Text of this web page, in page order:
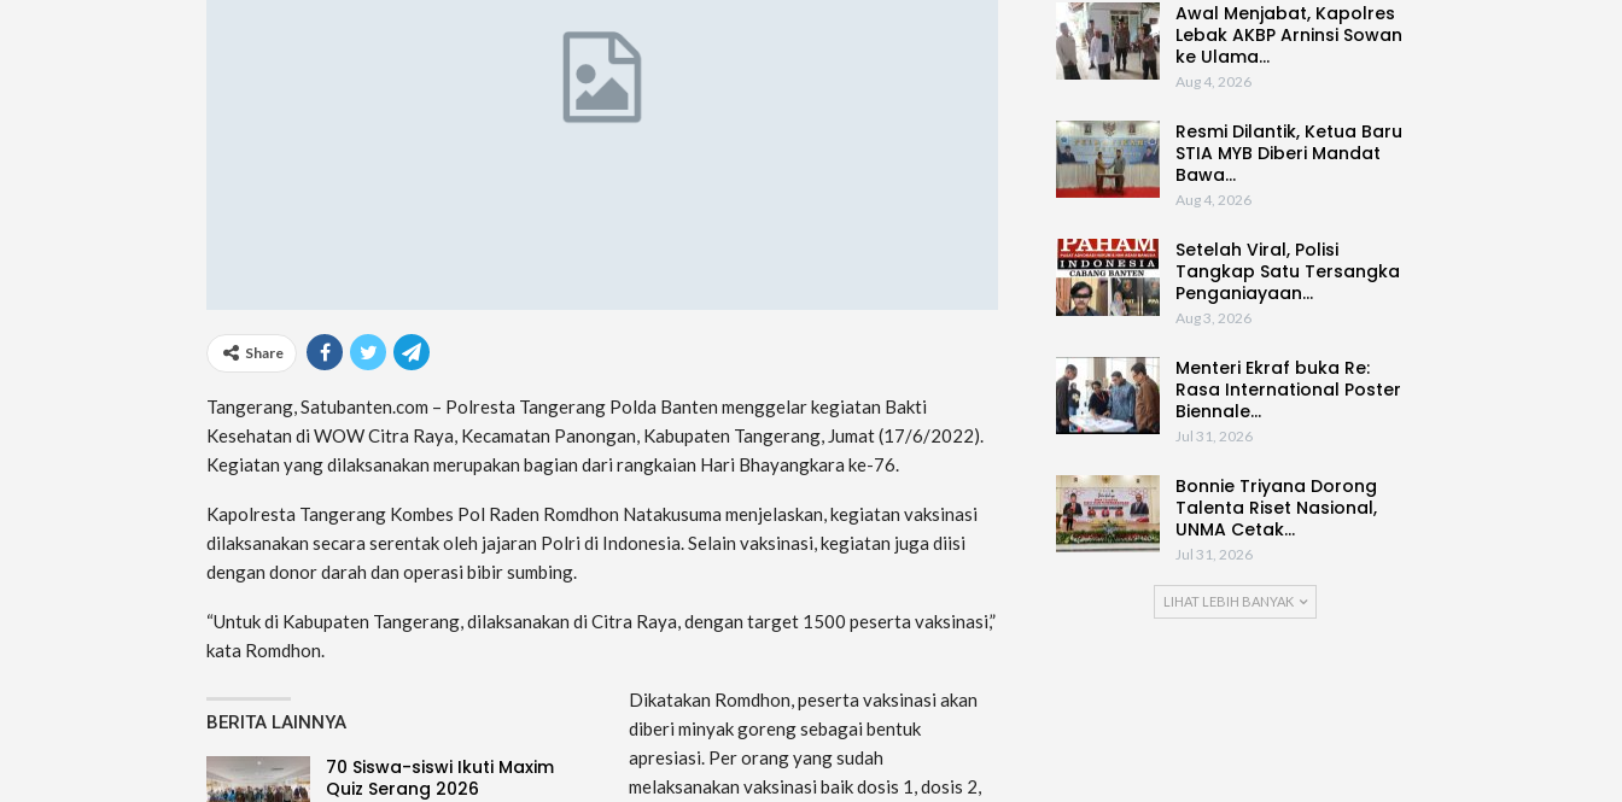
Share
Tangerang, Satubanten.com – Polresta Tangerang Polda Banten menggelar kegiatan Bakti
Kesehatan di WOW Citra Raya, Kecamatan Panongan, Kabupaten Tangerang, Jumat (17/6/2022).
Kegiatan yang dilaksanakan merupakan bagian dari rangkaian Hari Bhayangkara ke-76.
Kapolresta Tangerang Kombes Pol Raden Romdhon Natakusuma menjelaskan, kegiatan vaksinasi
dilaksanakan secara serentak oleh jajaran Polri di Indonesia. Selain vaksinasi, kegiatan juga diisi
dengan donor darah dan operasi bibir sumbing.
“Untuk di Kabupaten Tangerang, dilaksanakan di Citra Raya, dengan target 1500 peserta vaksinasi,”
kata Romdhon.
BERITA LAINNYA
70 Siswa-siswi Ikuti Maxim
Quiz Serang 2026
Dikatakan Romdhon, peserta vaksinasi akan
diberi minyak goreng sebagai bentuk
apresiasi. Per orang yang sudah
melaksanakan vaksinasi baik dosis 1, dosis 2,
Awal Menjabat, Kapolres
Lebak AKBP Arninsi Sowan
ke Ulama…
Aug 4, 2026
Resmi Dilantik, Ketua Baru
STIA MYB Diberi Mandat
Bawa…
Aug 4, 2026
Setelah Viral, Polisi
Tangkap Satu Tersangka
Penganiayaan…
Aug 3, 2026
Menteri Ekraf buka Re:
Rasa International Poster
Biennale…
Jul 31, 2026
Bonnie Triyana Dorong
Talenta Riset Nasional,
UNMA Cetak…
Jul 31, 2026
LIHAT LEBIH BANYAK